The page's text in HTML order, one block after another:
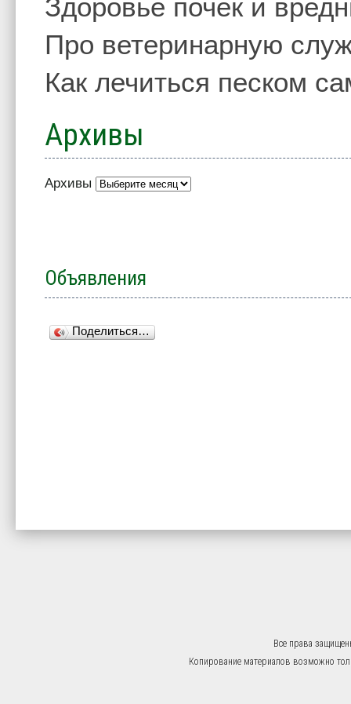
Здоровье почек и
Про ветеринарную
Как лечиться песком
Архивы
Архивы
Объявления
Поделиться…
Все права
Копирование материалов возможно